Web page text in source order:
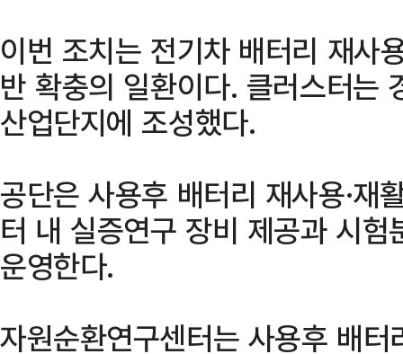
이번 조치는 전기차 배터리 재사
반 확충의 일환이다. 클러스터는
산업단지에 조성했다.
공단은 사용후 배터리 재사용·재
터 내 실증연구 장비 제공과 시
운영한다.
자원순환연구센터는 사용후 배터